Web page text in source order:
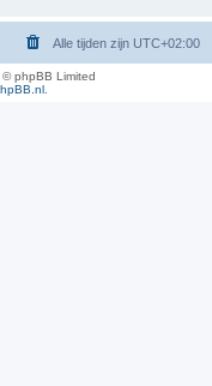
Alle tijden zijn UTC+02:00
phpBB Limited